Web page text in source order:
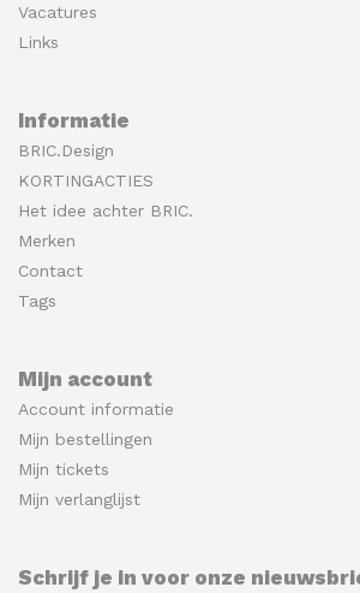
Vacatures
Links
Informatie
BRIC.Design
KORTINGACTIES
Het idee achter BRIC.
Merken
Contact
Tags
Mijn account
Account informatie
Mijn bestellingen
Mijn tickets
Mijn verlanglijst
Schrijf je in voor onze